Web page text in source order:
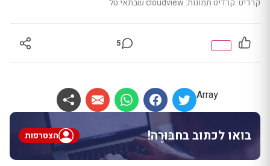
5
Array
בואו לכתוב בחבּוּרֶה! הצטרפות